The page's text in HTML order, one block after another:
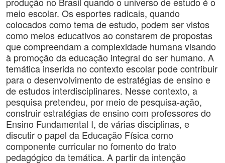
meio escolar. Os esportes radicais, quando
colocados como tema de estudo, podem ser vistos
como meios educativos ao constarem de propostas
que compreendam a complexidade humana visando
à promoção da educação integral do ser humano. A
temática inserida no contexto escolar pode contribuir
para o desenvolvimento de estratégias de ensino e
de estudos interdisciplinares. Nesse contexto, a
pesquisa pretendeu, por meio de pesquisa-ação,
construir estratégias de ensino com professores do
Ensino Fundamental I, de várias disciplinas, e
discutir o papel da Educação Física como
componente curricular no fomento do trato
pedagógico da temática. A partir da intenção